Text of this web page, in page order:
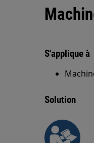
S'applique à
Solution